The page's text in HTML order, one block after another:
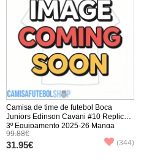
Camisa de time de futebol Boca
Juniors Edinson Cavani #10 Replicas
3º Equipamento 2025-26 Manga
Curta
99.88€
31.95€ (344)